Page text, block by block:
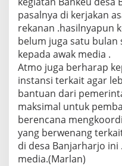
pasalnya di kerjakan
rekanan .hasilnyapun
belum juga satu bulan
kepada awak media .
Atmo juga berharap
instansi terkait agar
bantuan dari
maksimal untuk
berencana
yang berwenang
di desa Banjarharjo
media.(Marlan)